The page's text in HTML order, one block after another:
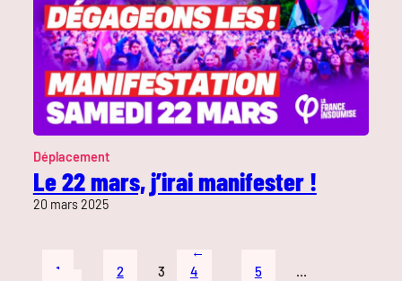
Déplacement
Le 22 mars, j’irai manifester !
20 mars 2025
←
1
2 3 4 5
…